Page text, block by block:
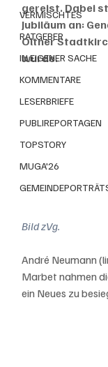
VERMISCHTES
RATGEBER
IN EIGENER SACHE
KOMMENTARE
LESERBRIEFE
PUBLIREPORTAGEN
TOPSTORY
MUGA'26
gereist. Dabei
Jubiläum an:
Oltner
wurde.
Bild zVg.
André Neumann
Marbet nahmen
ein Neues zu